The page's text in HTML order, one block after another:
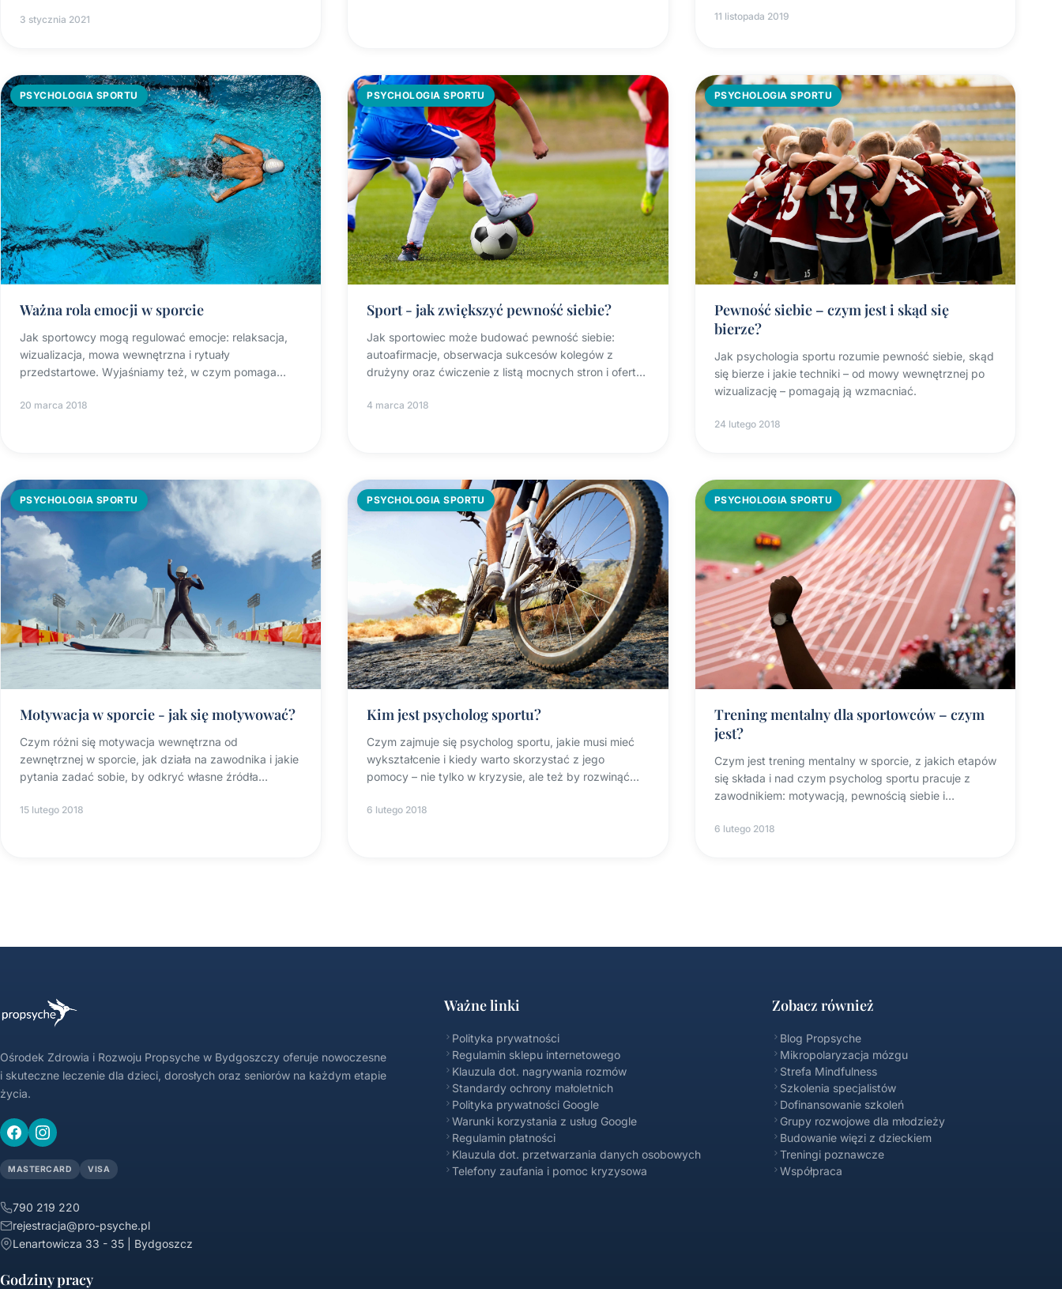
3 stycznia 2021 11 listopada 2019
PSYCHOLOGIA SPORTU
Ważna rola emocji w sporcie
Jak sportowcy mogą regulować emocje: relaksacja,
wizualizacja, mowa wewnętrzna i rytuały
przedstartowe. Wyjaśniamy też, w czym pomaga
20 marca 2018
PSYCHOLOGIA SPORTU
Sport - jak zwiększyć pewność siebie?
Jak sportowiec może budować pewność siebie:
autoafirmacje, obserwacja sukcesów kolegów z
drużyny oraz ćwiczenie z listą mocnych stron i ofertą
4 marca 2018
PSYCHOLOGIA SPORTU
Pewność siebie – czym jest i skąd się
bierze?
Jak psychologia sportu rozumie pewność siebie, skąd
się bierze i jakie techniki – od mowy wewnętrznej po
wizualizację – pomagają ją wzmacniać.
24 lutego 2018
PSYCHOLOGIA SPORTU
Motywacja w sporcie - jak się motywować?
Czym różni się motywacja wewnętrzna od
zewnętrznej w sporcie, jak działa na zawodnika i jakie
pytania zadać sobie, by odkryć własne źródła
15 lutego 2018
PSYCHOLOGIA SPORTU
Kim jest psycholog sportu?
Czym zajmuje się psycholog sportu, jakie musi mieć
wykształcenie i kiedy warto skorzystać z jego
pomocy – nie tylko w kryzysie, ale też by rozwinąć
6 lutego 2018
PSYCHOLOGIA SPORTU
Trening mentalny dla sportowców – czym
jest?
Czym jest trening mentalny w sporcie, z jakich etapów
się składa i nad czym psycholog sportu pracuje z
zawodnikiem: motywacją, pewnością siebie i
6 lutego 2018
Ośrodek Zdrowia i Rozwoju Propsyche w Bydgoszczy oferuje nowoczesne
i skuteczne leczenie dla dzieci, dorosłych oraz seniorów na każdym etapie
życia.
MASTERCARD VISA
790 219 220
rejestracja@pro-psyche.pl
Lenartowicza 33 - 35 | Bydgoszcz
Godziny pracy
Ważne linki
Polityka prywatności
Regulamin sklepu internetowego
Klauzula dot. nagrywania rozmów
Standardy ochrony małoletnich
Polityka prywatności Google
Warunki korzystania z usług Google
Regulamin płatności
Klauzula dot. przetwarzania danych osobowych
Telefony zaufania i pomoc kryzysowa
Zobacz również
Blog Propsyche
Mikropolaryzacja mózgu
Strefa Mindfulness
Szkolenia specjalistów
Dofinansowanie szkoleń
Grupy rozwojowe dla młodzieży
Budowanie więzi z dzieckiem
Treningi poznawcze
Współpraca
Propsyche FAQ
Online